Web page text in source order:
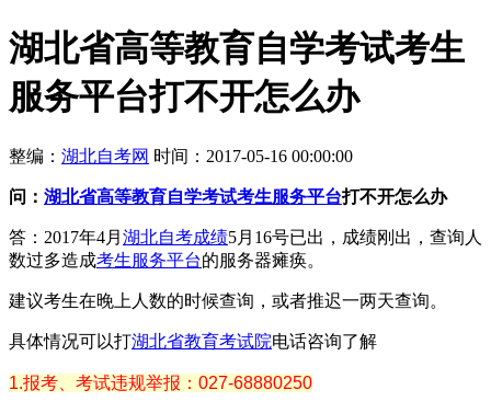
湖北省高等教育自学考试考生
服务平台打不开怎么办
整编： 湖北自考网 时间：2017-05-16 00:00:00
问： 湖北省高等教育自学考试考生服务平台打不开怎么办
答：2017年4月 湖北自考成绩5月16号已出，成绩刚出，查询人
数过多造成考生服务平台的服务器瘫痪。
建议考生在晚上人数的时候查询，或者推迟一两天查询。
具体情况可以打湖北省教育考试院电话咨询了解
1.报考、考试违规举报：027-68880250